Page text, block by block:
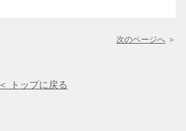
次のページへ ＞
＜ トップに戻る